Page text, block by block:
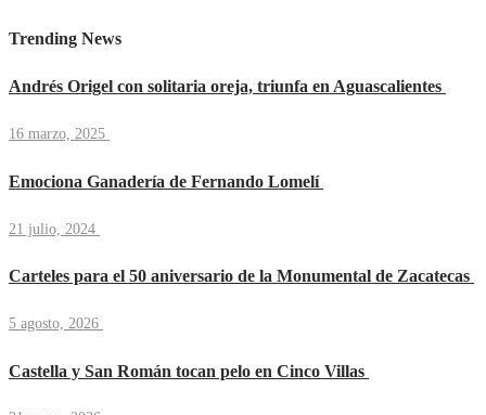
Trending News
Andrés Origel con solitaria oreja, triunfa en Aguascalientes
16 marzo, 2025
Emociona Ganadería de Fernando Lomelí
21 julio, 2024
Carteles para el 50 aniversario de la Monumental de Zacatecas
5 agosto, 2026
Castella y San Román tocan pelo en Cinco Villas